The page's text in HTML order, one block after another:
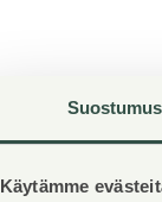
Suostumus
Käytämme